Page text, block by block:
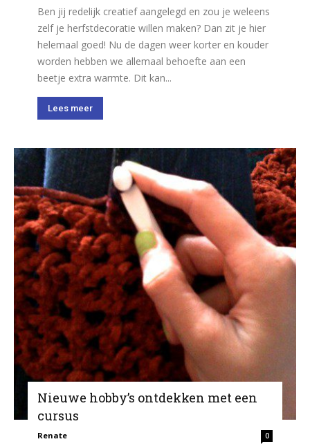
Ben jij redelijk creatief aangelegd en zou je weleens
zelf je herfstdecoratie willen maken? Dan zit je hier
helemaal goed! Nu de dagen weer korter en kouder
worden hebben we allemaal behoefte aan een
beetje extra warmte. Dit kan...
Lees meer
Nieuwe hobby’s ontdekken met een
cursus
Renate 0